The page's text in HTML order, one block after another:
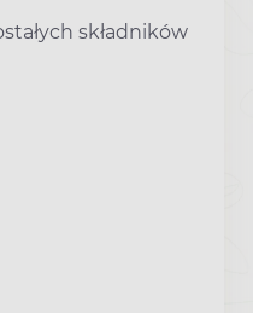
składników